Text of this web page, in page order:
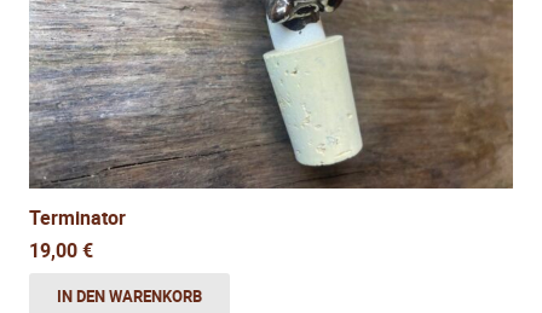
Terminator
19,00€
IN DEN WARENKORB